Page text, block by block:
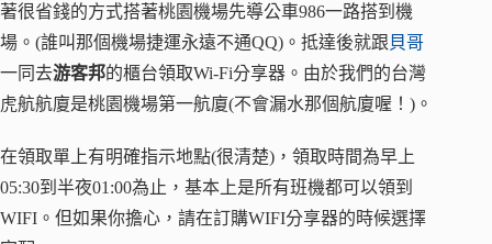
著很省錢的方式搭著桃園機場先導公車986一路搭到機
場。(誰叫那個機場捷運永遠不通QQ)。抵達後就跟貝哥
一同去游客邦的櫃台領取Wi-Fi分享器。由於我們的台灣
虎航航廈是桃園機場第一航廈(不會漏水那個航廈喔！)。
在領取單上有明確指示地點(很清楚)，領取時間為早上
05:30到半夜01:00為止，基本上是所有班機都可以領到
WIFI。但如果你擔心，請在訂購WIFI分享器的時候選擇